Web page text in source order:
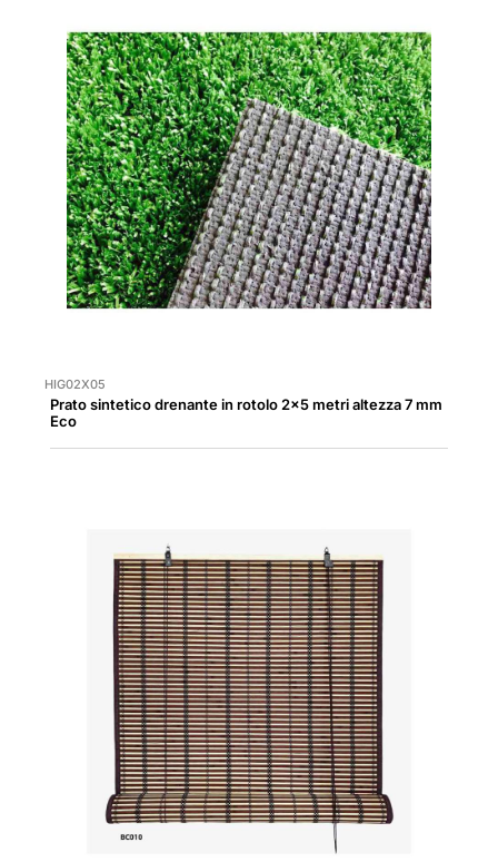
HIG02X05
Prato sintetico drenante in rotolo 2x5 metri altezza 7 mm
Eco